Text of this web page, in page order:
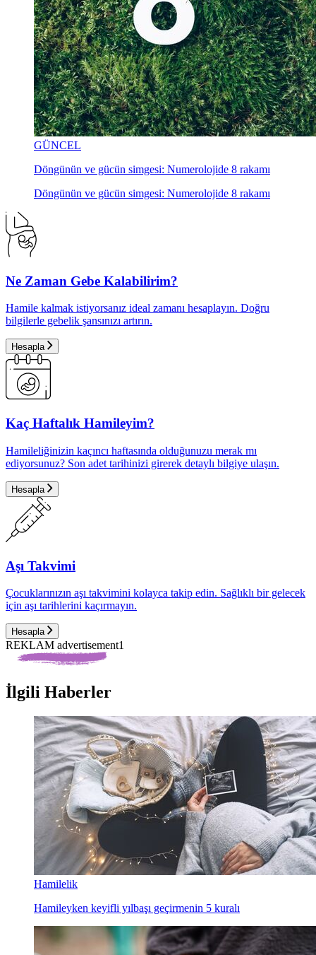
GÜNCEL
Döngünün ve gücün simgesi: Numerolojide 8 rakamı
Döngünün ve gücün simgesi: Numerolojide 8 rakamı
Ne Zaman Gebe Kalabilirim?
Hamile kalmak istiyorsanız ideal zamanı hesaplayın. Doğru
bilgilerle gebelik şansınızı artırın.
Hesapla
Kaç Haftalık Hamileyim?
Hamileliğinizin kaçıncı haftasında olduğunuzu merak mı
ediyorsunuz? Son adet tarihinizi girerek detaylı bilgiye ulaşın.
Hesapla
Aşı Takvimi
Çocuklarınızın aşı takvimini kolayca takip edin. Sağlıklı bir gelecek
için aşı tarihlerini kaçırmayın.
Hesapla
REKLAM advertisement1
İlgili Haberler
Hamilelik
Hamileyken keyifli yılbaşı geçirmenin 5 kuralı